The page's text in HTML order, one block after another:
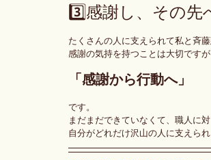
3️⃣感謝し、その先
たくさんの人に支えられて私と斉藤
感謝の気持を持つことは大切です
「感謝から行動へ」
です。
まだまだできていなくて、職人に
自分がどれだけ沢山の人に支えら